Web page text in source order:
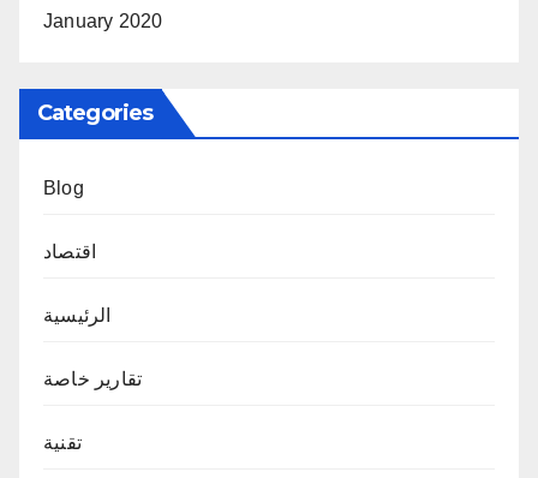
January 2020
Categories
Blog
اقتصاد
الرئيسية
تقارير خاصة
تقنية